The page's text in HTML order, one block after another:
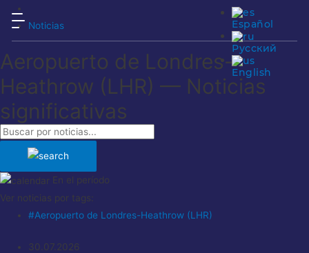
Español
Русский
English
Noticias
Aeropuerto de Londres-
Heathrow (LHR) — Noticias
significativas
En el período
Ver noticias por tags:
#Aeropuerto de Londres-Heathrow (LHR)
30.07.2026